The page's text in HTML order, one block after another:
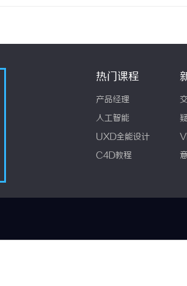
热门课程
产品经理
人工智能
UXD全能设计
C4D教程